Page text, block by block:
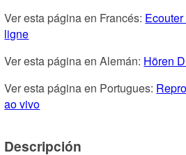
Ver esta página en Francés:
ligne
Ver esta página en Alemán: Hören
Ver esta página en Portugues:
ao vivo
Descripción